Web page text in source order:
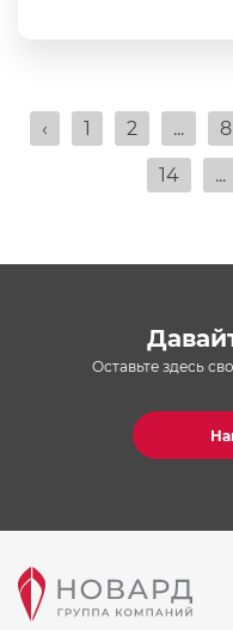
‹ 1 2 ... 8
14 ...
Оставьте здесь